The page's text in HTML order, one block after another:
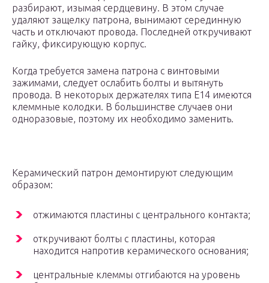
разбирают, изымая сердцевину. В этом случае
удаляют защелку патрона, вынимают серединную
часть и отключают провода. Последней откручивают
гайку, фиксирующую корпус.
Когда требуется замена патрона с винтовыми
зажимами, следует ослабить болты и вытянуть
провода. В некоторых держателях типа Е14 имеются
клеммные колодки. В большинстве случаев они
одноразовые, поэтому их необходимо заменить.
Керамический патрон демонтируют следующим
образом:
отжимаются пластины с центрального контакта;
откручивают болты с пластины, которая
находится напротив керамического основания;
центральные клеммы отгибаются на уровень